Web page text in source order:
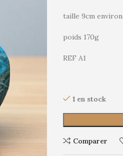
taille 9cm environ
poids 170g
REF A1
1 en stock
Comparer